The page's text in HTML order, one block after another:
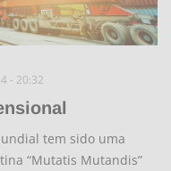
- 20:32
tem sido uma
“Mutatis Mutandis”